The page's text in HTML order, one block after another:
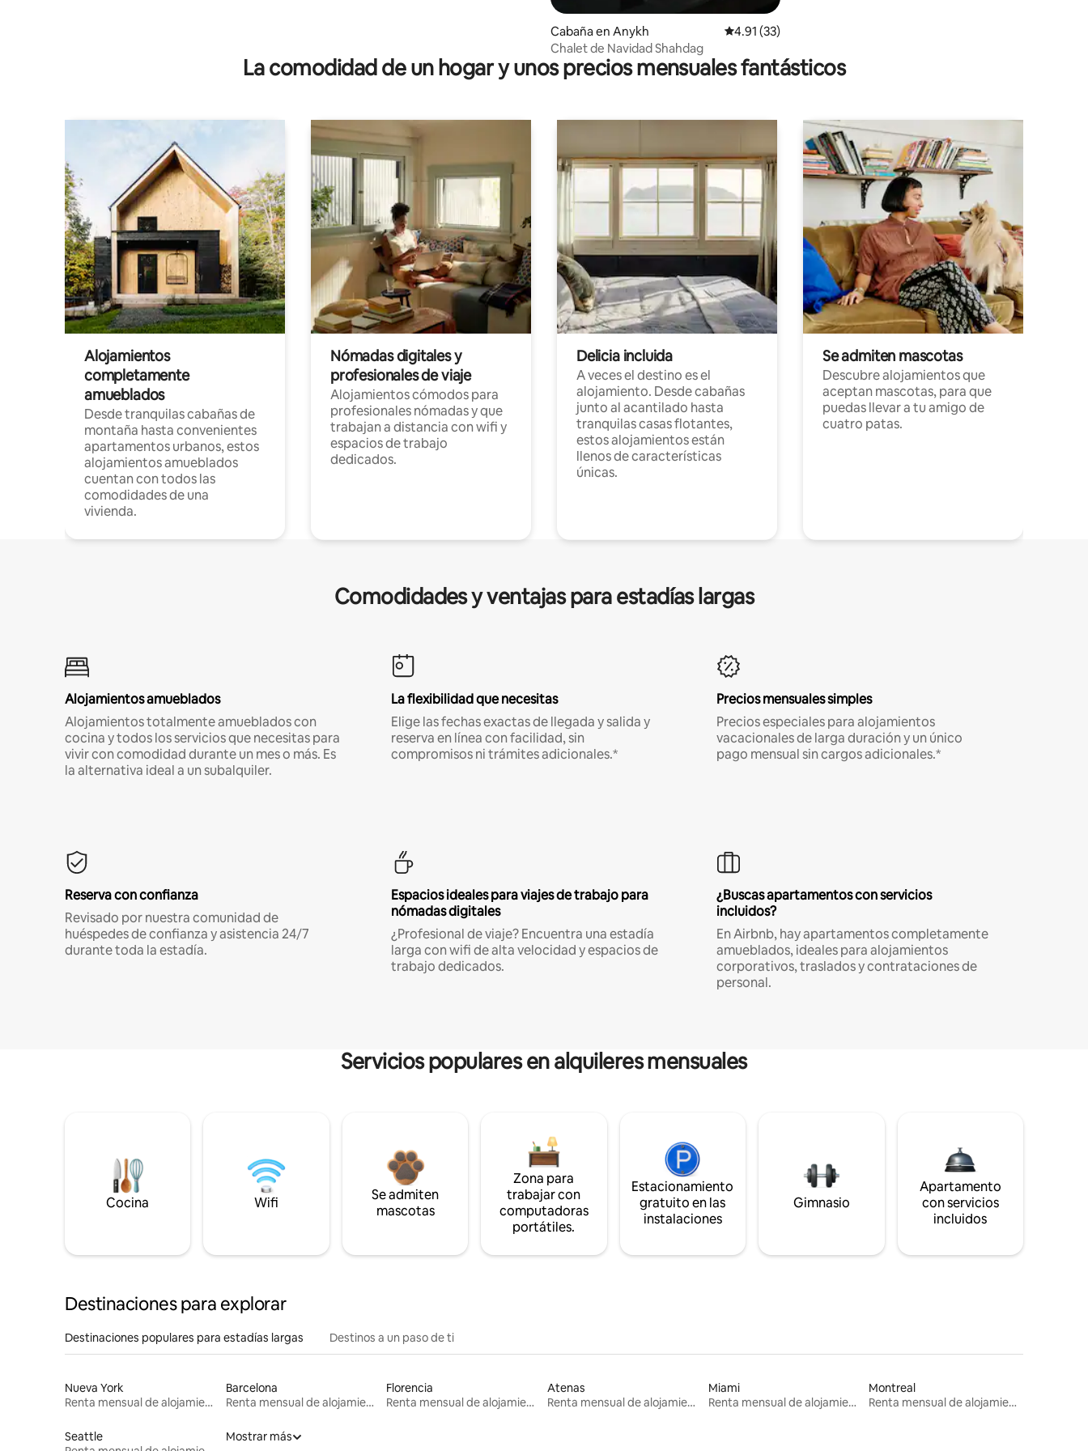
Cabaña en Anykh Calificación promedio: 4.91 de 5, 33 reseñas
4.91 (33)
Chalet de Navidad Shahdag
La comodidad de un hogar y unos precios mensuales fantásticos
Alojamientos
completamente
amueblados
Desde tranquilas cabañas de
montaña hasta convenientes
apartamentos urbanos, estos
alojamientos amueblados
cuentan con todos las
comodidades de una
vivienda.
Nómadas digitales y
profesionales de viaje
Alojamientos cómodos para
profesionales nómadas y que
trabajan a distancia con wifi y
espacios de trabajo
dedicados.
Delicia incluida
A veces el destino es el
alojamiento. Desde cabañas
junto al acantilado hasta
tranquilas casas flotantes,
estos alojamientos están
llenos de características
únicas.
Se admiten mascotas
Descubre alojamientos que
aceptan mascotas, para que
puedas llevar a tu amigo de
cuatro patas.
Comodidades y ventajas para estadías largas
Alojamientos amueblados
Alojamientos totalmente amueblados con
cocina y todos los servicios que necesitas para
vivir con comodidad durante un mes o más. Es
la alternativa ideal a un subalquiler.
La flexibilidad que necesitas
Elige las fechas exactas de llegada y salida y
reserva en línea con facilidad, sin
compromisos ni trámites adicionales.*
Precios mensuales simples
Precios especiales para alojamientos
vacacionales de larga duración y un único
pago mensual sin cargos adicionales.*
Reserva con confianza
Revisado por nuestra comunidad de
huéspedes de confianza y asistencia 24/7
durante toda la estadía.
Espacios ideales para viajes de trabajo para
nómadas digitales
¿Profesional de viaje? Encuentra una estadía
larga con wifi de alta velocidad y espacios de
trabajo dedicados.
¿Buscas apartamentos con servicios
incluidos?
En Airbnb, hay apartamentos completamente
amueblados, ideales para alojamientos
corporativos, traslados y contrataciones de
personal.
Servicios populares en alquileres mensuales
Cocina Wifi
Se admiten
mascotas
Zona para
trabajar con
computadoras
portátiles.
Estacionamiento
gratuito en las
instalaciones
Gimnasio
Apartamento
con servicios
incluidos
Destinaciones para explorar
Destinaciones populares para estadías largas Destinos a un paso de ti
Nueva York
Renta mensual de alojamientos
Barcelona
Renta mensual de alojamientos
Florencia
Renta mensual de alojamientos
Atenas
Renta mensual de alojamientos
Miami
Renta mensual de alojamientos
Montreal
Renta mensual de alojamientos
Seattle
Mostrar más